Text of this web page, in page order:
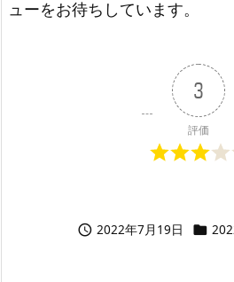
ューをお待ちしています。
3
評価
 2022年7月19日 